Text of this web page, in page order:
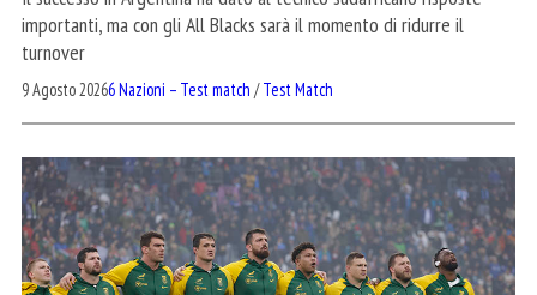
importanti, ma con gli All Blacks sarà il momento di ridurre il
turnover
9 Agosto 20266 Nazioni – Test match /Test Match